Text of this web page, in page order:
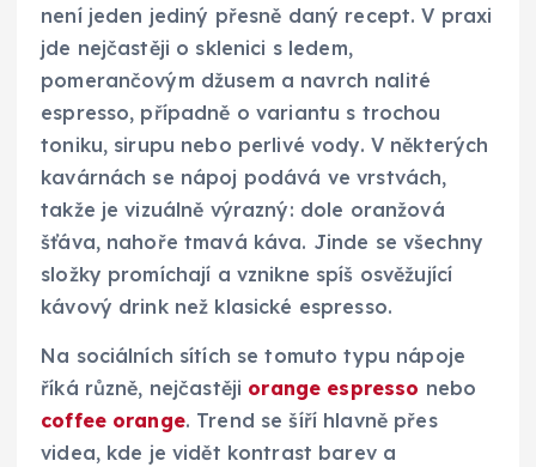
není jeden jediný přesně daný recept. V praxi
jde nejčastěji o sklenici s ledem,
pomerančovým džusem a navrch nalité
espresso, případně o variantu s trochou
toniku, sirupu nebo perlivé vody. V některých
kavárnách se nápoj podává ve vrstvách,
takže je vizuálně výrazný: dole oranžová
šťáva, nahoře tmavá káva. Jinde se všechny
složky promíchají a vznikne spíš osvěžující
kávový drink než klasické espresso.
Na sociálních sítích se tomuto typu nápoje
říká různě, nejčastěji orange espresso nebo
coffee orange. Trend se šíří hlavně přes
videa, kde je vidět kontrast barev a